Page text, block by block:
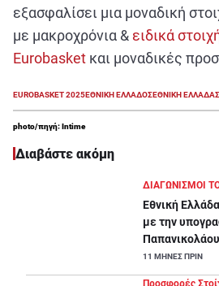
εξασφαλίσει μια μοναδική
με μακροχρόνια & ειδικά
Eurobasket και μοναδικές
EUROBASKET 2025ΕΘΝΙΚΗ ΕΛΛΑΔΟΣΕΘΝΙΚΗ ΕΛΛΑΔΑΣ
photo/πηγή: Intime
Διαβάστε ακόμη
ΔΙΑΓΩΝΙΣΜΟΙ
Εθνική
με την
11 ΜΗΝΕΣ ΠΡΙΝ
Προσφορές